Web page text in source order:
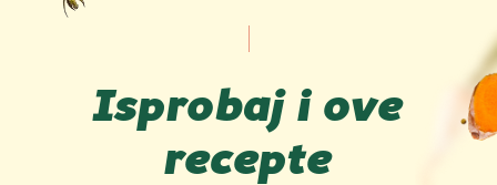
Isprobaj i ove
recepte